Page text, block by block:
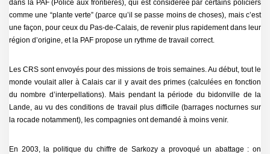
dans la PAF (Police aux frontières), qui est considérée par certains policiers
comme une “plante verte” (parce qu’il se passe moins de choses), mais c’est
une façon, pour ceux du Pas-de-Calais, de revenir plus rapidement dans leur
région d’origine, et la PAF propose un rythme de travail correct.
Les CRS sont envoyés pour des missions de trois semaines. Au début, tout le
monde voulait aller à Calais car il y avait des primes (calculées en fonction
du nombre d’interpellations). Mais pendant la période du bidonville de la
Lande, au vu des conditions de travail plus difficile (barrages nocturnes sur
la rocade notamment), les compagnies ont demandé à moins venir.
En 2003, la politique du chiffre de Sarkozy a provoqué un abattage : on